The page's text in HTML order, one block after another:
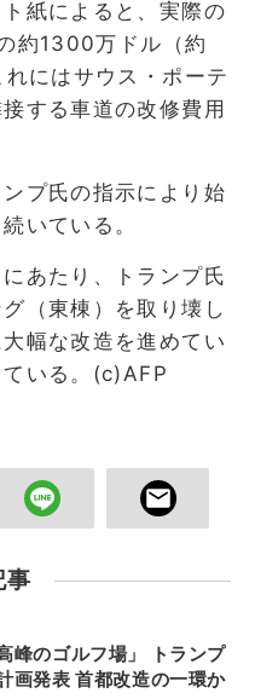
紙によると、実際の
約1300万ドル（約
にはサウス・ポーテ
する車道の改修費用
プ氏の指示により始
いている。
あたり、トランプ氏
（東棟）を取り壊し
幅な改造を進めてい
いる。(c)AFP
事
峰のゴルフ場」 トランプ
画発表 首都改造の一環か